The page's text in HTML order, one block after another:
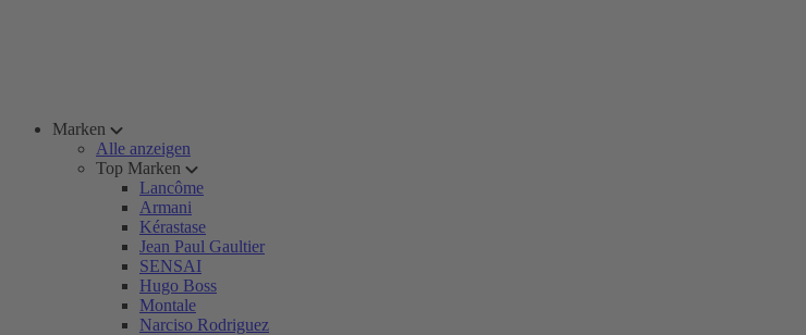
Marken
Alle anzeigen
Top Marken
Lancôme
Armani
Kérastase
Jean Paul Gaultier
SENSAI
Hugo Boss
Montale
Narciso Rodriguez